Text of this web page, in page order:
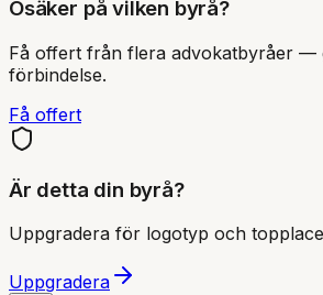
Osäker på vilken byrå?
Få offert från flera advokatbyråer —
förbindelse.
Få offert
Är detta din byrå?
Uppgradera för logotyp och
Uppgradera